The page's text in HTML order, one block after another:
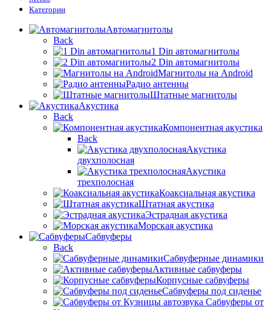
Категории
Автомагнитолы
Back
1 Din автомагнитолы
2 Din автомагнитолы
Магнитолы на Android
Радио антенны
Штатные магнитолы
Акустика
Back
Компонентная акустика
Back
Акустика
двухполосная
Акустика
трехполосная
Коаксиальная акустика
Штатная акустика
Эстрадная акустика
Морская акустика
Сабвуферы
Back
Сабвуферные динамики
Активные сабвуферы
Корпусные сабвуферы
Сабвуферы под сиденье
Сабвуферы от